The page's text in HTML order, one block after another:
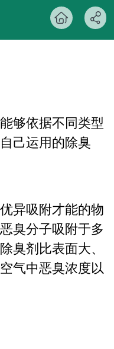
够依据不同类型
己运用的除臭
异吸附才能的物
臭分子吸附于多
臭剂比表面大、
气中恶臭浓度以